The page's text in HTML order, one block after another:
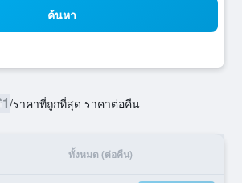
ค้นหา
/ราคาที่ถูกที่สุด ราคาต่อคืน
ทั้งหมด (ต่อคืน)